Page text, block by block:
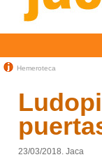
Hemeroteca
23/03/2018. Jaca